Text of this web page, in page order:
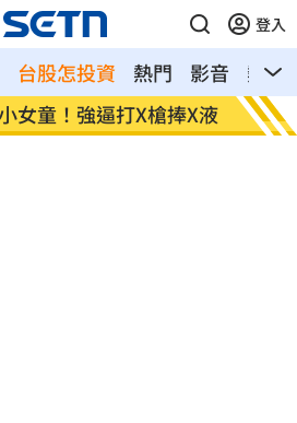
登入
台股怎投資 熱門 影音
熱搜
安推陸警 沈伯洋揭關
右翼
案